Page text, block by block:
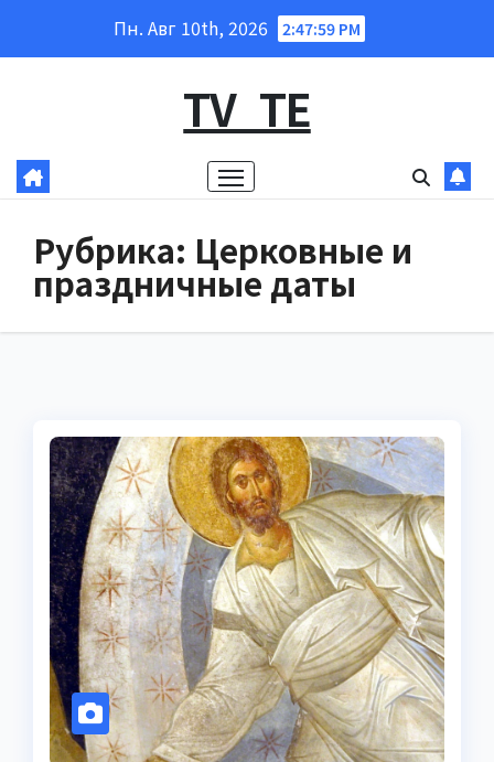
Пн. Авг 10th, 2026 2:48:00 PM
TV_TE
Рубрика: Церковные и
праздничные даты